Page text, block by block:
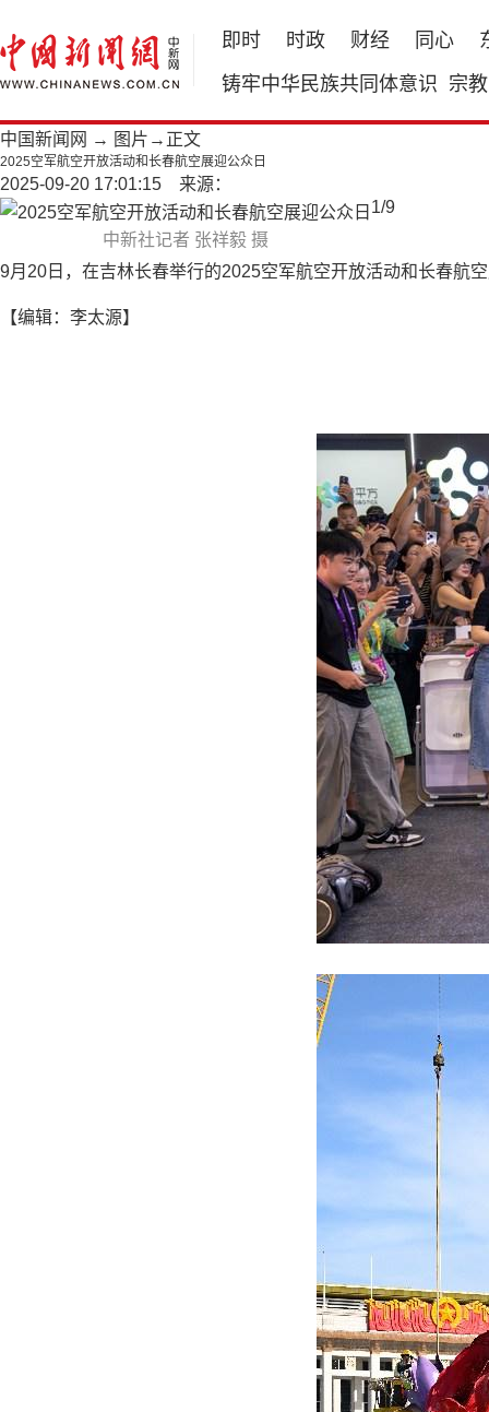
即时 时政 财经 同心
铸牢中华民族共同体意识 宗教
中国新闻网 → 图片 →正文
2025空军航空开放活动和长春航空展迎公众日
2025-09-20 17:01:15 来源：
中新社记者 张祥毅 摄
1/9
9月20日，在吉林长春举行的2025空军航空开放活动和长春航
【编辑：李太源】